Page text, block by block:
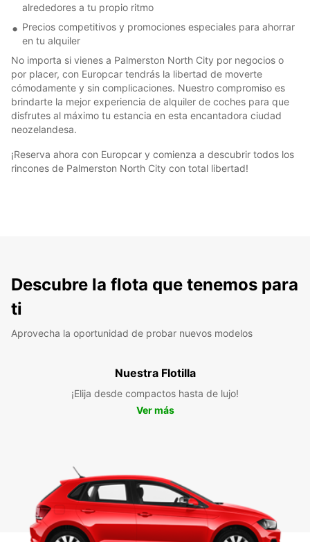
alrededores a tu propio ritmo
Precios competitivos y promociones especiales para ahorrar
en tu alquiler
No importa si vienes a Palmerston North City por negocios o
por placer, con Europcar tendrás la libertad de moverte
cómodamente y sin complicaciones. Nuestro compromiso es
brindarte la mejor experiencia de alquiler de coches para que
disfrutes al máximo tu estancia en esta encantadora ciudad
neozelandesa.
¡Reserva ahora con Europcar y comienza a descubrir todos los
rincones de Palmerston North City con total libertad!
Descubre la flota que tenemos para
ti
Aprovecha la oportunidad de probar nuevos modelos
Nuestra Flotilla
¡Elija desde compactos hasta de lujo!
Ver más